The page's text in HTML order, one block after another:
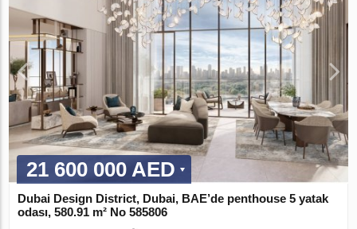
21 600 000 AED
Dubai Design District, Dubai, BAE’de penthouse 5 yatak
odası, 580.91 m² No 585806